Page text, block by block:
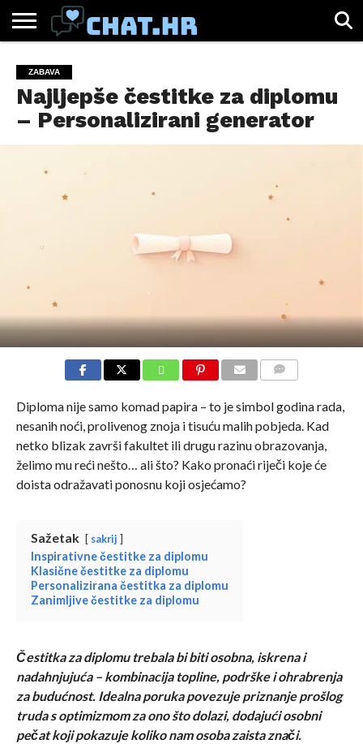
CHAT.HR
ZABAVA
ŽIVOT
VIRALNO
ZABAVA
Najljepše čestitke za diplomu
– Personalizirani generator
Diploma nije samo komad papira – to je simbol godina rada,
nesanih noći, prolivenog znoja i tisuću malih pobjeda. Kad
netko blizak završi fakultet ili drugu razinu obrazovanja,
želimo mu reći nešto… ali što? Kako pronaći riječi koje će
doista odražavati ponosnu koji osjećamo?
Sažetak sakrij
Inspirativne čestitke za diplomu
Klasične čestitke za diplomu
Personalizirana čestitka za diplomu
Zanimljive čestitke za diplomu
Čestitka za diplomu trebala bi biti osobna, iskrena i
nadahnjujuća – kombinacija topline, podrške i ohrabrenja
za budućnost. Idealna poruka povezuje priznanje prošlog
truda s optimizmom za ono što dolazi, dodajući osobni
pečat koji pokazuje koliko nam osoba zaista znači.